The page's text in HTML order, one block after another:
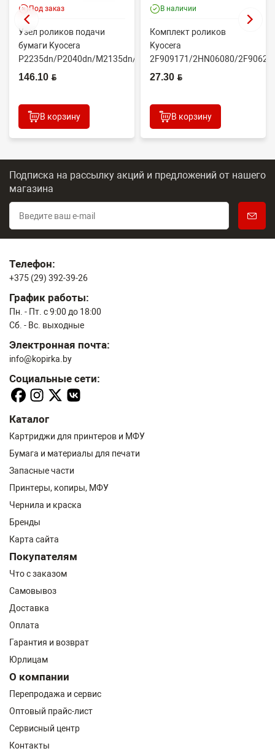
Под заказ
Узел роликов подачи
бумаги Kyocera
P2235dn/P2040dn/M2135dn/M2635dn/M2735dw/M2040dn
(O...
146.10 BYN
В корзину
В наличии
Комплект роликов
Kyocera
2F909171/2HN06080/
(CET7806)
27.30 BYN
В корзину
Подписка на рассылку акций и предложений от нашего
магазина
Телефон:
+375 (29) 392-39-26
График работы:
Пн. - Пт. с 9:00 до 18:00
Сб. - Вс. выходные
Электронная почта:
info@kopirka.by
Социальные сети:
Каталог
Картриджи для принтеров и МФУ
Бумага и материалы для печати
Запасные части
Принтеры, копиры, МФУ
Чернила и краска
Бренды
Карта сайта
Покупателям
Что с заказом
Самовывоз
Доставка
Оплата
Гарантия и возврат
Юрлицам
О компании
Перепродажа и сервис
Оптовый прайс-лист
Сервисный центр
Контакты